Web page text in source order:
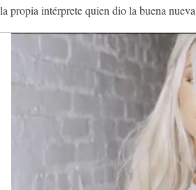
propia intérprete quien dio la buena